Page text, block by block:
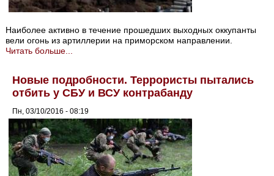
Наиболее активно в течение прошедших выходных оккупанты
вели огонь из артиллерии на приморском направлении.
Читать больше...
Новые подробности. Террористы пытались
отбить у СБУ и ВСУ контрабанду
Пн, 03/10/2016 - 08:19